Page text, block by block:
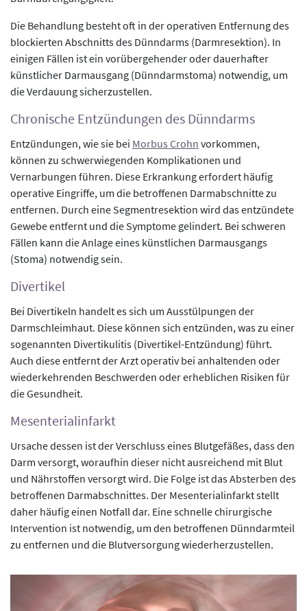
Die Behandlung besteht oft in der operativen Entfernung des
blockierten Abschnitts des Dünndarms (Darmresektion). In
einigen Fällen ist ein vorübergehender oder dauerhafter
künstlicher Darmausgang (Dünndarmstoma) notwendig, um
die Verdauung sicherzustellen.
Chronische Entzündungen des Dünndarms
Entzündungen, wie sie bei Morbus Crohn vorkommen,
können zu schwerwiegenden Komplikationen und
Vernarbungen führen. Diese Erkrankung erfordert häufig
operative Eingriffe, um die betroffenen Darmabschnitte zu
entfernen. Durch eine Segmentresektion wird das entzündete
Gewebe entfernt und die Symptome gelindert. Bei schweren
Fällen kann die Anlage eines künstlichen Darmausgangs
(Stoma) notwendig sein.
Divertikel
Bei Divertikeln handelt es sich um Ausstülpungen der
Darmschleimhaut. Diese können sich entzünden, was zu einer
sogenannten Divertikulitis (Divertikel-Entzündung) führt.
Auch diese entfernt der Arzt operativ bei anhaltenden oder
wiederkehrenden Beschwerden oder erheblichen Risiken für
die Gesundheit.
Mesenterialinfarkt
Ursache dessen ist der Verschluss eines Blutgefäßes, dass den
Darm versorgt, woraufhin dieser nicht ausreichend mit Blut
und Nährstoffen versorgt wird. Die Folge ist das Absterben des
betroffenen Darmabschnittes. Der Mesenterialinfarkt stellt
daher häufig einen Notfall dar. Eine schnelle chirurgische
Intervention ist notwendig, um den betroffenen Dünndarmteil
zu entfernen und die Blutversorgung wiederherzustellen.